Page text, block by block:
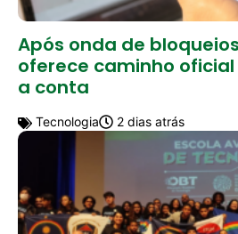
Após onda de
oferece caminho
a conta
Tecnologia 2 dias atrás